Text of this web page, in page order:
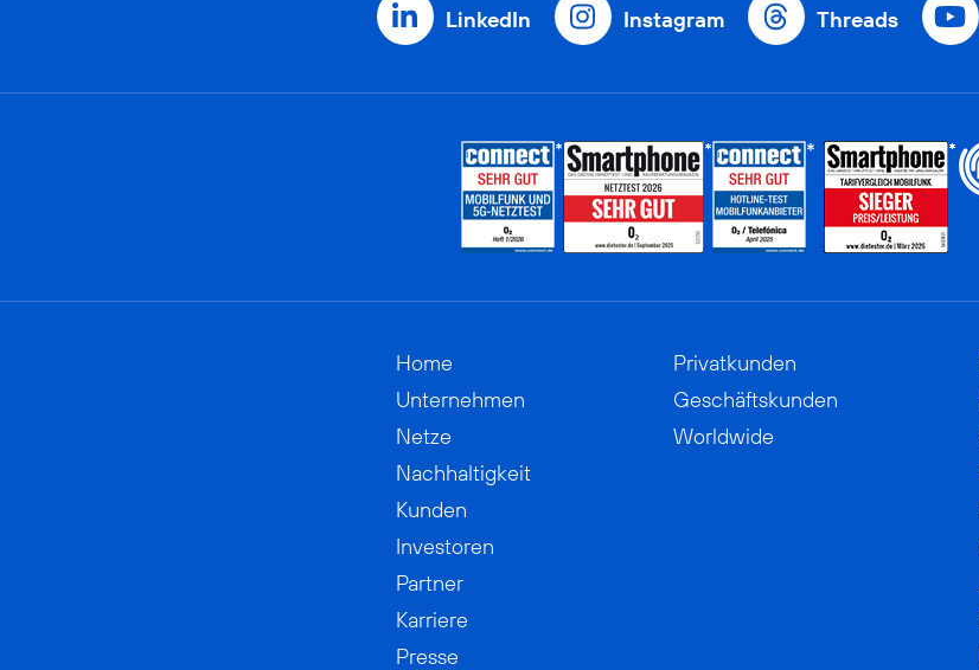
LinkedIn Instagram Threads
Home
Unternehmen
Netze
Nachhaltigkeit
Kunden
Investoren
Partner
Karriere
Presse
Privatkunden
Geschäftskunden
Worldwide